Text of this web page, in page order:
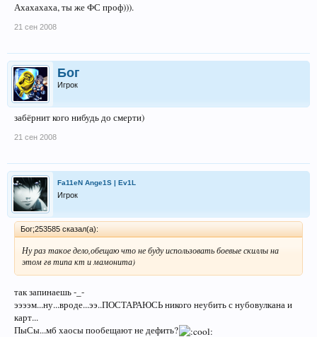
Ахахахаха, ты же ФС проф))).
21 сен 2008
Бог
Игрок
забёрнит кого нибудь до смерти)
21 сен 2008
Fa11eN Ange1S | Ev1L
Игрок
Бог;253585 сказал(а):
Ну раз такое дело,обещаю что не буду использовать боевые скиллы на
этом гв типа кт и мамонита)
так запинаешь -_-
ээээм...ну...вроде...ээ..ПОСТАРАЮСЬ никого неубить с нубовулкана и
карт...
ПыСы...мб хаосы пообещают не дефить?